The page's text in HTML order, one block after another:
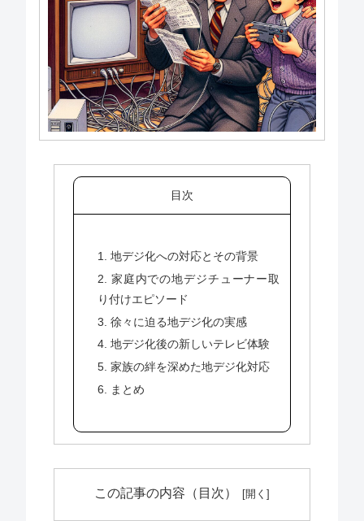
目次
1. 地デジ化への対応とその背景
2. 家庭内での地デジチューナー取
り付けエピソード
3. 徐々に迫る地デジ化の実感
4. 地デジ化後の新しいテレビ体験
5. 家族の絆を深めた地デジ化対応
6. まとめ
この記事の内容（目次）